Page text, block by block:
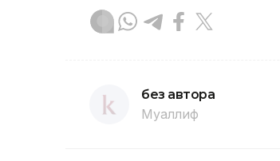
без автора
Муаллиф